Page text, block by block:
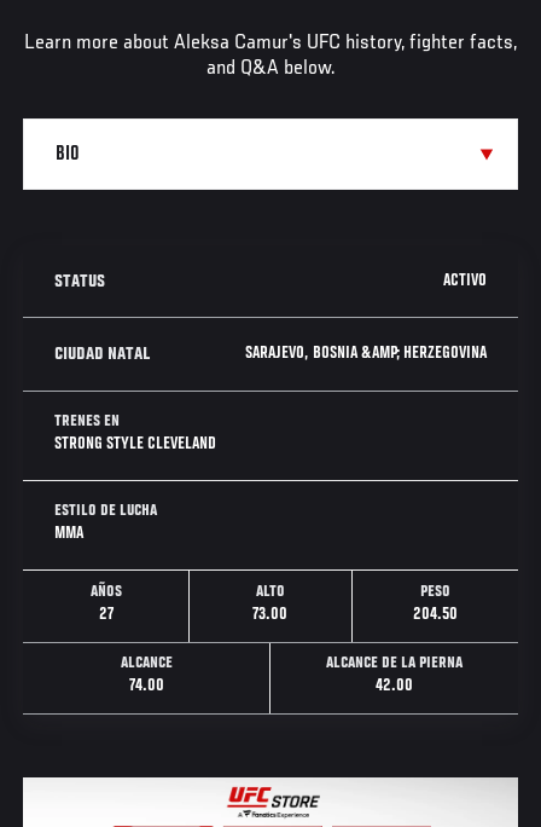
Learn more about Aleksa Camur's UFC history, fighter facts,
and Q&A below.
STATUS ACTIVO
CIUDAD NATAL SARAJEVO, BOSNIA &AMP; HERZEGOVINA
TRENES EN
STRONG STYLE CLEVELAND
ESTILO DE LUCHA
MMA
AÑOS
27
ALTO
73.00
PESO
204.50
ALCANCE
74.00
ALCANCE DE LA PIERNA
42.00